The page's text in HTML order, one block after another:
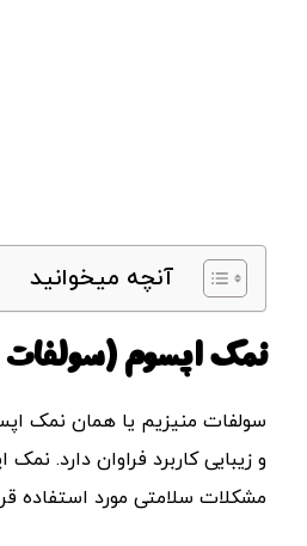
آنچه میخوانید
نمک اپسوم (سولفات
سولفات منیزیم یا همان نمک
مشکلات سلامتی مورد استفاده